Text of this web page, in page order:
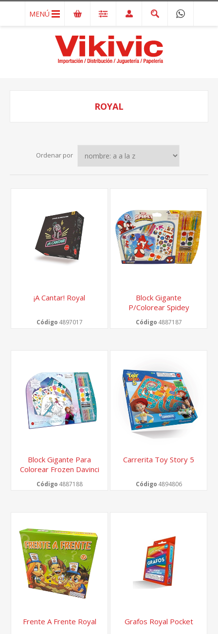
MENÚ
ROYAL
Ordenar por
¡a Cantar! Royal
Código 4897017
Block Gigante
P/colorear Spidey
Davinci Kids
Código 4887187
Block Gigante Para
Colorear Frozen Davinci
Código 4887188
Carrerita Toy Story 5
Código 4894806
Frente A Frente Royal Grafos Royal Pocket